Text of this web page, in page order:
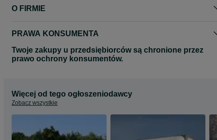
O FIRMIE
PRAWA KONSUMENTA
Twoje zakupy u przedsiębiorców są chronione przez
prawo ochrony konsumentów.
Więcej od tego ogłoszeniodawcy
Zobacz wszystkie